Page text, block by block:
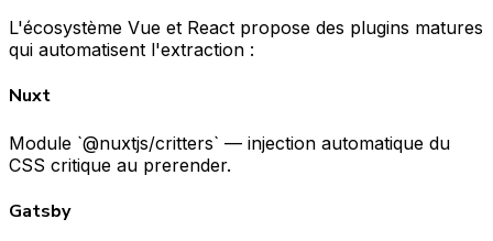
L'écosystème Vue et React propose des plugins matures
qui automatisent l'extraction :
Nuxt
Module `@nuxtjs/critters` — injection automatique du
CSS critique au prerender.
Gatsby